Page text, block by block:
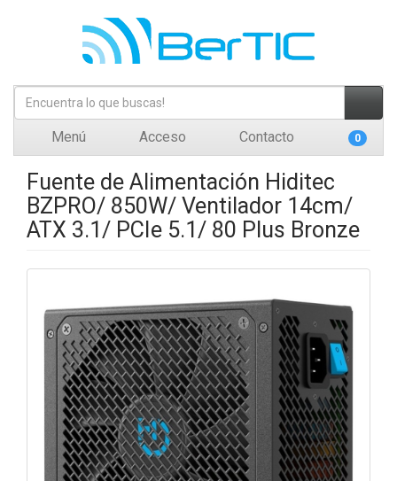
Menú Acceso Contacto 0
Fuente de Alimentación Hiditec
BZPRO/ 850W/ Ventilador 14cm/
ATX 3.1/ PCIe 5.1/ 80 Plus Bronze